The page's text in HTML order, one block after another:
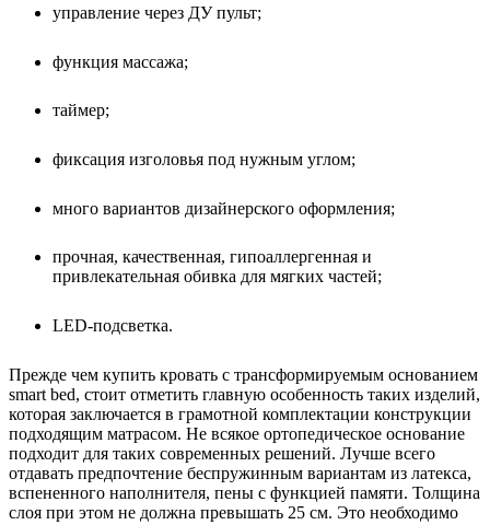
управление через ДУ пульт;
функция массажа;
таймер;
фиксация изголовья под нужным углом;
много вариантов дизайнерского оформления;
прочная, качественная, гипоаллергенная и
привлекательная обивка для мягких частей;
LED-подсветка.
Прежде чем купить кровать с трансформируемым основанием
smart bed, стоит отметить главную особенность таких изделий,
которая заключается в грамотной комплектации конструкции
подходящим матрасом. Не всякое ортопедическое основание
подходит для таких современных решений. Лучше всего
отдавать предпочтение беспружинным вариантам из латекса,
вспененного наполнителя, пены с функцией памяти. Толщина
слоя при этом не должна превышать 25 см. Это необходимо